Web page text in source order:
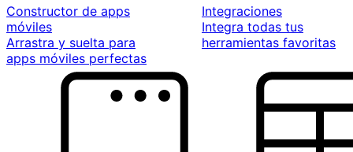
Constructor de apps
móviles
Arrastra y suelta para
apps móviles perfectas
Integraciones
Integra todas tus
herramientas favoritas